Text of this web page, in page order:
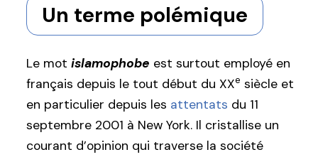
Un terme polémique
Le mot islamophobe est surtout employé en
français depuis le tout début du XXe siècle et
en particulier depuis les attentats du 11
septembre 2001 à New York. Il cristallise un
courant d’opinion qui traverse la société